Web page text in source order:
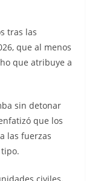
tras las
que al menos
que atribuye a
sin detonar
que los
las fuerzas
civiles,